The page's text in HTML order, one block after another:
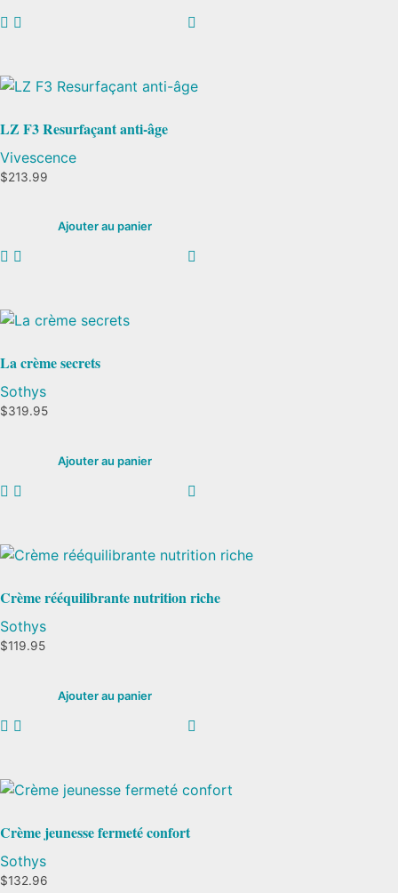
LZ F3 Resurfaçant anti-âge
Vivescence
$213.99
Ajouter au panier
La crème secrets
Sothys
$319.95
Ajouter au panier
Crème rééquilibrante nutrition riche
Sothys
$119.95
Ajouter au panier
Crème jeunesse fermeté confort
Sothys
$132.96